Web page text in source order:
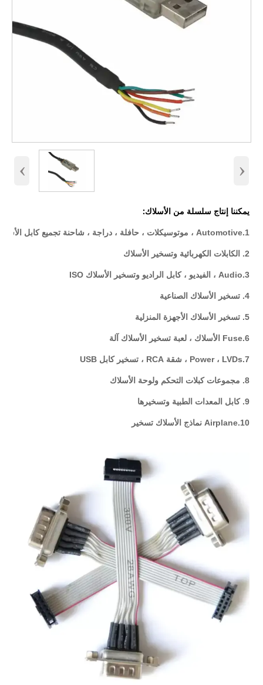
‹ ›
يمكننا إنتاج سلسلة من الأسلاك:
1.Automotive ، موتوسيكلات ، حافلة ، دراجة ، شاحنة تجميع كابل الأسلاك
2. الكابلات الكهربائية وتسخير الأسلاك
3.Audio ، الفيديو ، كابل الراديو وتسخير الأسلاك ISO
4. تسخير الأسلاك الصناعية
5. تسخير الأسلاك الأجهزة المنزلية
6.Fuse الأسلاك ، لعبة تسخير الأسلاك آلة
7.Power ، LVDs ، شقة RCA ، تسخير كابل USB
8. مجموعات كبلات التحكم ولوحة الأسلاك
9. كابل المعدات الطبية وتسخيرها
10.Airplane نماذج الأسلاك تسخير